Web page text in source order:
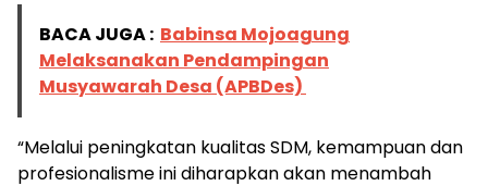
BACA JUGA : Babinsa Mojoagung
Melaksanakan Pendampingan
Musyawarah Desa (APBDes)
“Melalui peningkatan kualitas SDM, kemampuan dan
profesionalisme ini diharapkan akan menambah